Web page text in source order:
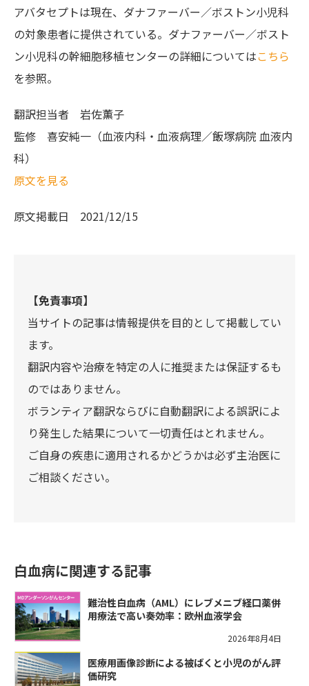
アバタセプトは現在、ダナファーバー／ボストン小児科
の対象患者に提供されている。ダナファーバー／ボスト
ン小児科の幹細胞移植センターの詳細についてはこちら
を参照。
翻訳担当者 岩佐薫子
監修 喜安純一（血液内科・血液病理／飯塚病院 血液内
科）
原文を見る
原文掲載日 2021/12/15
【免責事項】
当サイトの記事は情報提供を目的として掲載してい
ます。
翻訳内容や治療を特定の人に推奨または保証するも
のではありません。
ボランティア翻訳ならびに自動翻訳による誤訳によ
り発生した結果について一切責任はとれません。
ご自身の疾患に適用されるかどうかは必ず主治医に
ご相談ください。
白血病に関連する記事
難治性白血病（AML）にレブメニブ経口薬併
用療法で高い奏効率：欧州血液学会
2026年8月4日
医療用画像診断による被ばくと小児のがん評
価研究